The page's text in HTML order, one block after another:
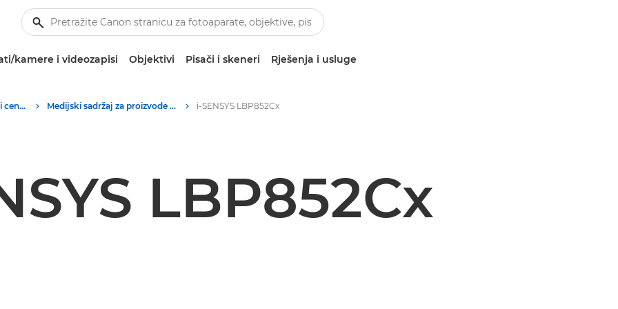
kamere i videozapisi Objektivi Pisači i skeneri Rješenja i usluge
Slika proizvoda – tiskovni centar tvrtke Canon Medijski sadržaj za proizvode za uredsko ispisivanje – tiskovni centar tvrtke Canon i-SENSYS LBP852Cx
LBP852Cx